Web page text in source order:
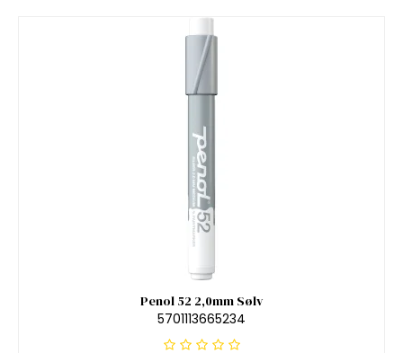
Penol 52 2,0mm Sølv
5701113665234